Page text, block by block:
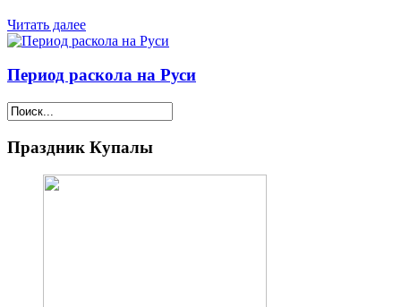
Читать далее
Период раскола на Руси
Праздник Купалы